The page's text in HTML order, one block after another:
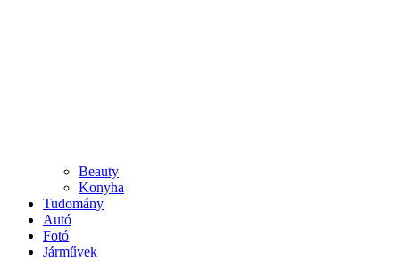
Beauty
Konyha
Tudomány
Autó
Fotó
Járművek